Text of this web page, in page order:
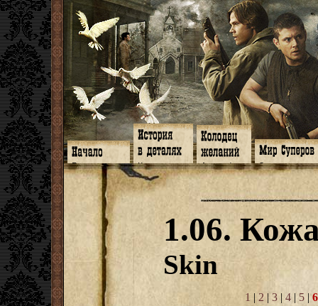
Главная
Программа
Форум
Facebook
Гостевая
Книги
Галереи
Музыка
Видео
Субтитры
Заметки
Мысли
Откровение
Арт-кафе
Игромания
Фанфики
Обои
Фанарт
Анекдоты
Передоз
Страшилки
Знакомство
Обитатели
Семейное
Дневник
Арсенал
СИЗО
Суперы от и
1.06.
Skin
1 | 2 | 3| 4| 5 | 6